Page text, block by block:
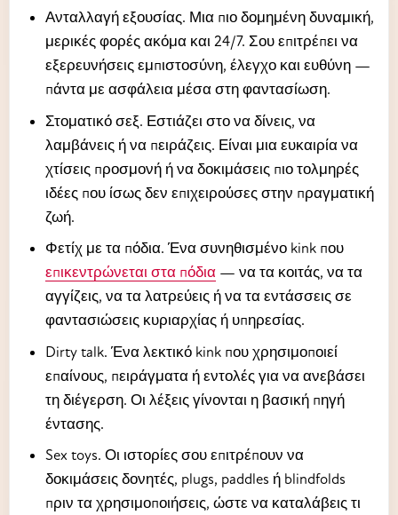
Ανταλλαγή εξουσίας. Μια πιο δομημένη δυναμική,
μερικές φορές ακόμα και 24/7. Σου επιτρέπει να
εξερευνήσεις εμπιστοσύνη, έλεγχο και ευθύνη —
πάντα με ασφάλεια μέσα στη φαντασίωση.
Στοματικό σεξ. Εστιάζει στο να δίνεις, να
λαμβάνεις ή να πειράζεις. Είναι μια ευκαιρία να
χτίσεις προσμονή ή να δοκιμάσεις πιο τολμηρές
ιδέες που ίσως δεν επιχειρούσες στην πραγματική
ζωή.
Φετίχ με τα πόδια. Ένα συνηθισμένο kink που
επικεντρώνεται στα πόδια— να τα κοιτάς, να τα
αγγίζεις, να τα λατρεύεις ή να τα εντάσσεις σε
φαντασιώσεις κυριαρχίας ή υπηρεσίας.
Dirty talk. Ένα λεκτικό kink που χρησιμοποιεί
επαίνους, πειράγματα ή εντολές για να ανεβάσει
τη διέγερση. Οι λέξεις γίνονται η βασική πηγή
έντασης.
Sex toys. Οι ιστορίες σου επιτρέπουν να
δοκιμάσεις δονητές, plugs, paddles ή blindfolds
πριν τα χρησιμοποιήσεις, ώστε να καταλάβεις τι